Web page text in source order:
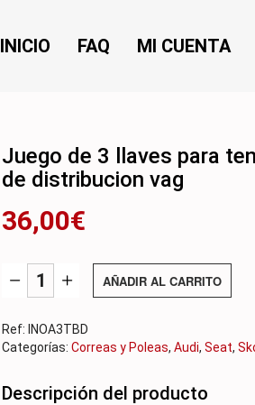
INICIO FAQ MI CUENTA
INICIO FAQ MI CUENTA
Juego de 3 llaves para
de distribucion vag
36,00€
AÑADIR AL CARRITO
Ref: INOA3TBD
Categorías:Correas y Poleas,Audi,Seat,
Descripción del producto